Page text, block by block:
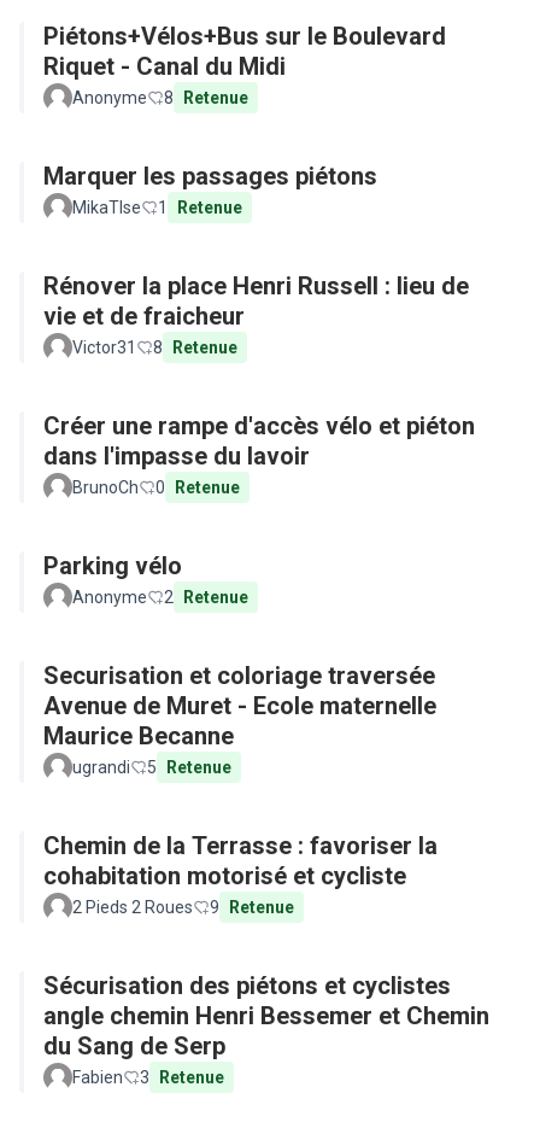
Piétons+Vélos+Bus sur le Boulevard
Riquet - Canal du Midi
Anonyme 8 Retenue
Marquer les passages piétons
MikaTlse 1 Retenue
Rénover la place Henri Russell : lieu de
vie et de fraicheur
Victor31 8 Retenue
Créer une rampe d'accès vélo et piéton
dans l'impasse du lavoir
BrunoCh 0 Retenue
Parking vélo
Anonyme 2 Retenue
Securisation et coloriage traversée
Avenue de Muret - Ecole maternelle
Maurice Becanne
ugrandi 5 Retenue
Chemin de la Terrasse : favoriser la
cohabitation motorisé et cycliste
2 Pieds 2 Roues 9 Retenue
Sécurisation des piétons et cyclistes
angle chemin Henri Bessemer et Chemin
du Sang de Serp
Fabien 3 Retenue